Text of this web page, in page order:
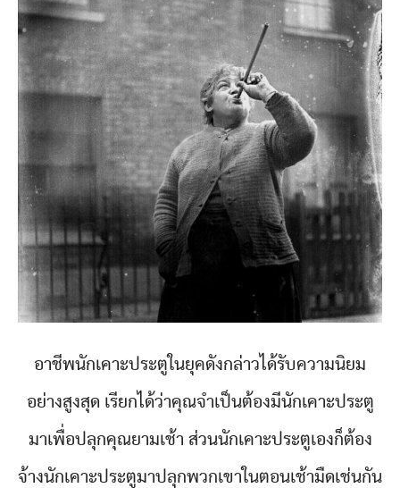
อาชีพนักเคาะประตูในยุคดังกล่าวได้รับความนิยม
อย่างสูงสุด เรียกได้ว่าคุณจำเป็นต้องมีนักเคาะประตู
มาเพื่อปลุกคุณยามเช้า ส่วนนักเคาะประตูเองก็ต้อง
จ้างนักเคาะประตูมาปลุกพวกเขาในตอนเช้ามืดเช่นกัน